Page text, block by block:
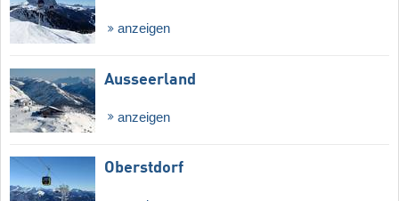
anzeigen
Ausseerland
anzeigen
Oberstdorf